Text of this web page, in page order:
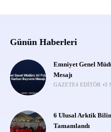
Günün Haberleri
Emniyet Genel
Mesajı
GAZETE4 EDITÖR
6 Ulusal Arktik
Tamamlandı